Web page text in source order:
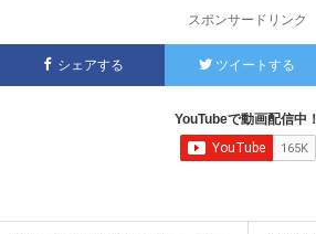
スポンサードリンク
シェアする ツイートする
YouTubeで動画配信中！